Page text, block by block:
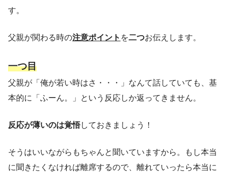
す。
父親が関わる時の注意ポイント を二つお伝えします。
一つ目
父親が「俺が若い時はさ・・・」なんて話していても、基
本的に「ふーん。」という反応しか返ってきません。
反応が薄いのは覚悟しておきましょう！
そうはいいながらもちゃんと聞いていますから。もし本当
に聞きたくなければ離席するので、離れていったら本当に